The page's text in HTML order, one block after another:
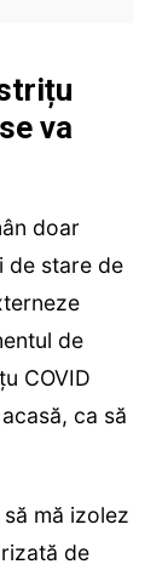
va
doar
de stare de
de
COVID
ca să
mă izolez
de